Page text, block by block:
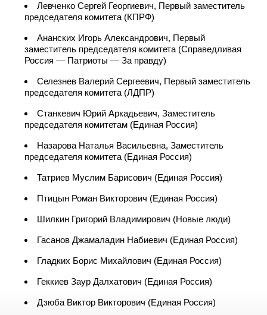
Левченко Сергей Георгиевич, Первый заместитель
председателя комитета (КПРФ)
Ананских Игорь Александрович, Первый
заместитель председателя комитета (Справедливая
Россия — Патриоты — За правду)
Селезнев Валерий Сергеевич, Первый заместитель
председателя комитета (ЛДПР)
Станкевич Юрий Аркадьевич, Заместитель
председателя комитетам (Единая Россия)
Назарова Наталья Васильевна, Заместитель
председателя комитета (Единая Россия)
Татриев Муслим Барисович (Единая Россия)
Птицын Роман Викторович (Единая Россия)
Шилкин Григорий Владимирович (Новые люди)
Гасанов Джамаладин Набиевич (Единая Россия)
Гладких Борис Михайлович (Единая Россия)
Геккиев Заур Далхатович (Единая Россия)
Дзюба Виктор Викторович (Единая Россия)